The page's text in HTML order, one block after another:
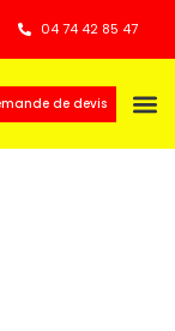
04 74 42 85 47
de devis